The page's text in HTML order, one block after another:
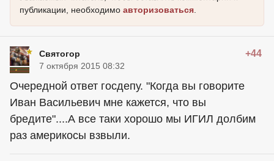
публикации, необходимо авторизоваться
Святогор +44
7 октября 2015 08:32
Очередной ответ госдепу. "Когда вы говорите
Иван Васильевич мне кажется, что вы
бредите"....А все таки хорошо мы ИГИЛ долбим
раз америкосы взвыли.